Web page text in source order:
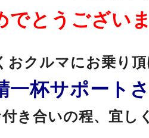
でとうござい
おクルマにお乗り頂
一杯サポート
き合いの程、宜し